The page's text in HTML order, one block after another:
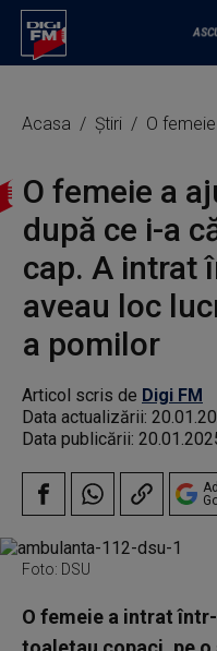
Acasa Știri O femeie a ajuns la spital,
O femeie a
după ce i-a
cap. A intrat
aveau loc
a pomilor
Articol scris de Digi FM
Data actualizării:
Data publicării:
Foto: DSU
O femeie a intrat